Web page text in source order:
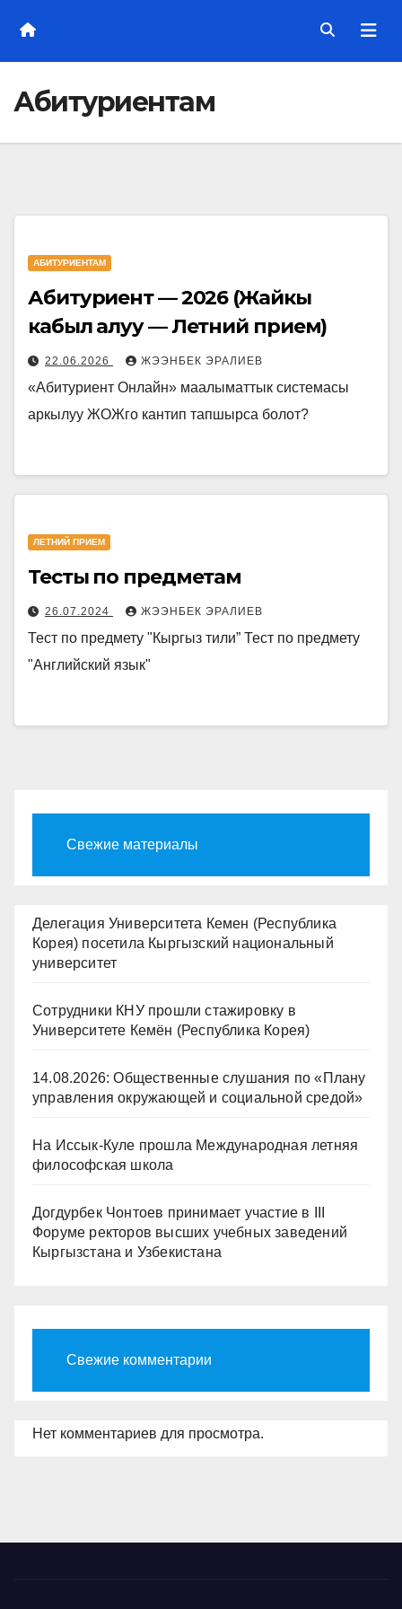
Абитуриентам
АБИТУРИЕНТАМ
Абитуриент — 2026 (Жайкы
кабыл алуу — Летний прием)
22.06.2026 ЖЭЭНБЕК ЭРАЛИЕВ
«Абитуриент Онлайн» маалыматтык системасы
аркылуу ЖОЖго кантип тапшырса болот?
ЛЕТНИЙ ПРИЕМ
Тесты по предметам
26.07.2024 ЖЭЭНБЕК ЭРАЛИЕВ
Тест по предмету "Кыргыз тили” Тест по предмету
"Английский язык"
Свежие материалы
Делегация Университета Кемен (Республика
Корея) посетила Кыргызский национальный
университет
Сотрудники КНУ прошли стажировку в
Университете Кемён (Республика Корея)
14.08.2026: Общественные слушания по «Плану
управления окружающей и социальной средой»
На Иссык-Куле прошла Международная летняя
философская школа
Догдурбек Чонтоев принимает участие в III
Форуме ректоров высших учебных заведений
Кыргызстана и Узбекистана
Свежие комментарии
Нет комментариев для просмотра.